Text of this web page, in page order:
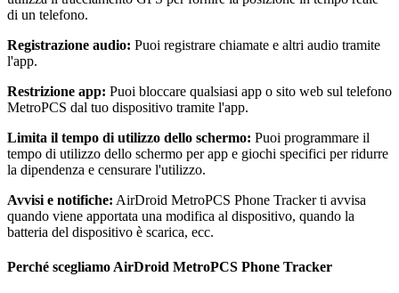
di un telefono.
Registrazione audio: Puoi registrare chiamate e altri audio tramite
l'app.
Restrizione app: Puoi bloccare qualsiasi app o sito web sul telefono
MetroPCS dal tuo dispositivo tramite l'app.
Limita il tempo di utilizzo dello schermo: Puoi programmare il
tempo di utilizzo dello schermo per app e giochi specifici per ridurre
la dipendenza e censurare l'utilizzo.
Avvisi e notifiche: AirDroid MetroPCS Phone Tracker ti avvisa
quando viene apportata una modifica al dispositivo, quando la
batteria del dispositivo è scarica, ecc.
Perché scegliamo AirDroid MetroPCS Phone Tracker